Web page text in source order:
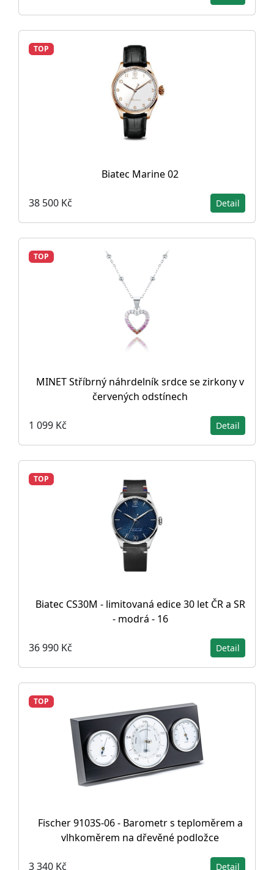
TOP
Biatec Marine 02
38 500 Kč Detail
TOP
MINET Stříbrný náhrdelník srdce se zirkony v
červených odstínech
1 099 Kč Detail
TOP
Biatec CS30M - limitovaná edice 30 let ČR a SR
- modrá - 16
36 990 Kč Detail
TOP
Fischer 9103S-06 - Barometr s teploměrem a
vlhkoměrem na dřevěné podložce
3 340 Kč Detail